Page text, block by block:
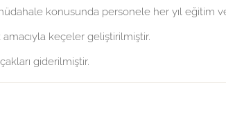
müdahale konusunda personele her yıl eğitim
keçeler geliştirilmiştir.
giderilmiştir.